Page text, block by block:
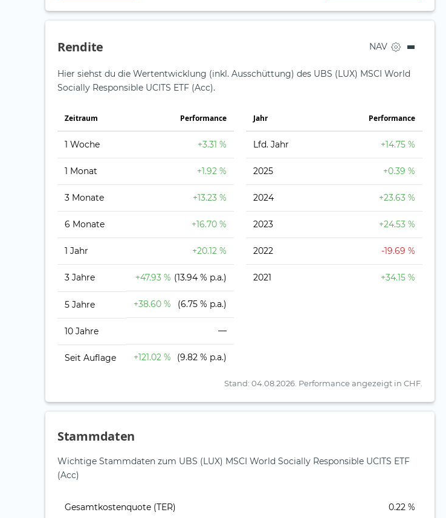
Rendite NAV
Hier siehst du die Wertentwicklung (inkl. Ausschüttung) des UBS (LUX) MSCI World
Socially Responsible UCITS ETF (Acc).
Zeit­raum Perfor­mance
1 Woche +3.31 %
1 Monat +1.92 %
3 Monate +13.23 %
6 Monate +16.70 %
1 Jahr +20.12 %
3 Jahre +47.93 % (13.94 % p.a.)
5 Jahre +38.60 % (6.75 % p.a.)
10 Jahre —
Seit Auflage +121.02 % (9.82 % p.a.)
Jahr Perfor­mance
Lfd. Jahr +14.75 %
2025 +0.39 %
2024 +23.63 %
2023 +24.53 %
2022 -19.69 %
2021 +34.15 %
Stand: 04.08.2026. Performance angezeigt in CHF.
Stammdaten
Wichtige Stammdaten zum UBS (LUX) MSCI World Socially Responsible UCITS ETF
(Acc)
Gesamt­kosten­quote (TER) 0.22 %